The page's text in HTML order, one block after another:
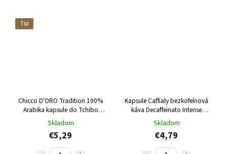
Tip
Chicco D'ORO Tradition 100%
Arabika kapsule do Tchibo
Cafissimo a Caffitaly 10ks
Skladom
€5,29
Kapsule Caffialy bezkofeínová
káva Decaffeinato Intense
10kusov do Tchibo Cafissimo
Skladom
€4,79